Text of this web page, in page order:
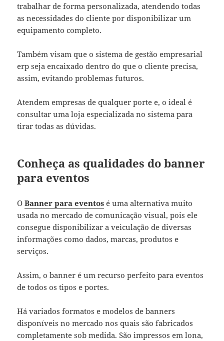
trabalhar de forma personalizada, atendendo todas
as necessidades do cliente por disponibilizar um
equipamento completo.
Também visam que o sistema de gestão empresarial
erp seja encaixado dentro do que o cliente precisa,
assim, evitando problemas futuros.
Atendem empresas de qualquer porte e, o ideal é
consultar uma loja especializada no sistema para
tirar todas as dúvidas.
Conheça as qualidades do banner
para eventos
OBanner para eventos é uma alternativa muito
usada no mercado de comunicação visual, pois ele
consegue disponibilizar a veiculação de diversas
informações como dados, marcas, produtos e
serviços.
Assim, o banner é um recurso perfeito para eventos
de todos os tipos e portes.
Há variados formatos e modelos de banners
disponíveis no mercado nos quais são fabricados
completamente sob medida. São impressos em lona,